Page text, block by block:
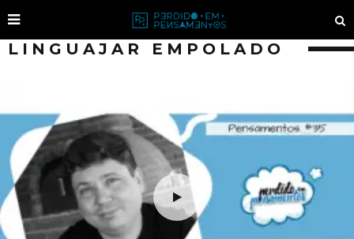
LINGUAJAR EMPOLADO